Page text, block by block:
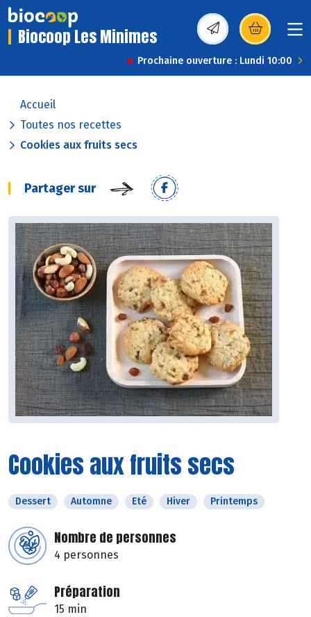
Biocoop Les Minimes (s’ouvre dans une
Prochaine ouverture : Lundi 10:00
Accueil
Toutes nos recettes
Cookies aux fruits secs
Partager sur
Cookies aux fruits secs
Dessert Automne Eté Hiver Printemps
Nombre de personnes
4 personnes
Préparation
15 min